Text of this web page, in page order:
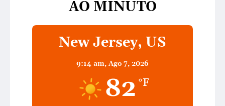
AO MINUTO
New Jersey, US
9:14 am, Ago 7, 2026
82 °F